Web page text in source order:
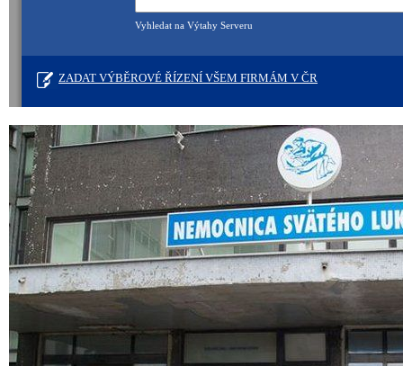
Vyhledat na Výtahy Serveru
ZADAT VÝBĚROVÉ ŘÍZENÍ VŠEM FIRMÁM V ČR